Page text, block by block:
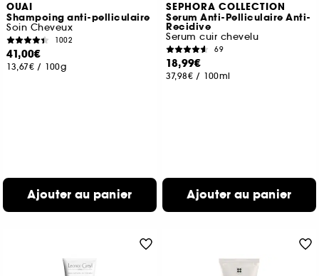
OUAI
Shampoing anti-pelliculaire
Soin Cheveux
1002
41,00€
13,67€ / 100g
Ajouter au panier
SEPHORA COLLECTION
Serum Anti-Pelliculaire Anti-
Recidive
Serum cuir chevelu
69
18,99€
37,98€ / 100ml
Ajouter au panier